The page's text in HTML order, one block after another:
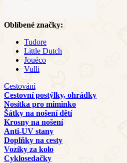
Oblíbené značky:
Tudore
Little Dutch
Jouéco
Vulli
Cestování
Cestovní postýlky, ohrádky
Nosítka pro miminko
Šátky na nošení dětí
Krosny na nošení
Anti-UV stany
Doplňky na cesty
Vozíky za kolo
Cyklosedačky